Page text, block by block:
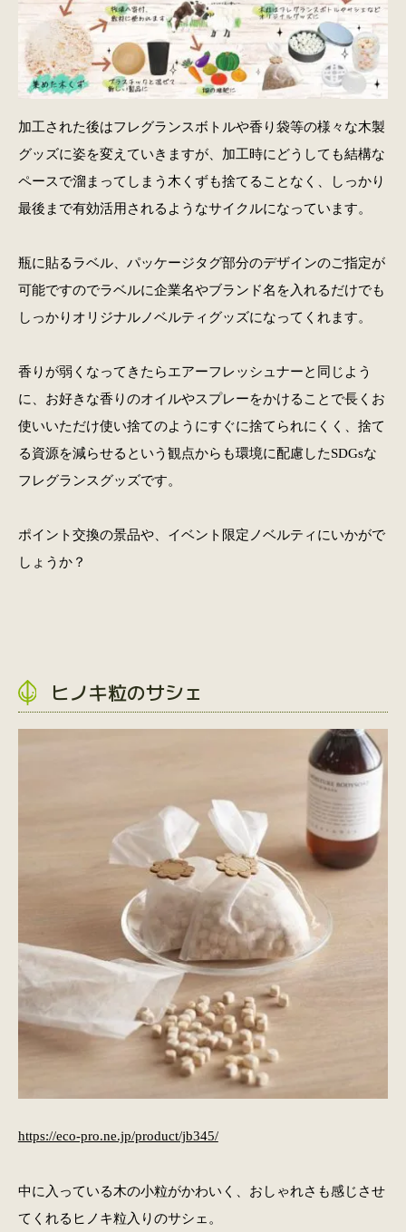
加工された後はフレグランスボトルや香り袋等の様々な木製
グッズに姿を変えていきますが、加工時にどうしても結構な
ペースで溜まってしまう木くずも捨てることなく、しっかり
最後まで有効活用されるようなサイクルになっています。
瓶に貼るラベル、パッケージタグ部分のデザインのご指定が
可能ですのでラベルに企業名やブランド名を入れるだけでも
しっかりオリジナルノベルティグッズになってくれます。
香りが弱くなってきたらエアーフレッシュナーと同じよう
に、お好きな香りのオイルやスプレーをかけることで長くお
使いいただけ使い捨てのようにすぐに捨てられにくく、捨て
る資源を減らせるという観点からも環境に配慮したSDGsな
フレグランスグッズです。
ポイント交換の景品や、イベント限定ノベルティにいかがで
しょうか？
ヒノキ粒のサシェ
https://eco-pro.ne.jp/product/jb345/
中に入っている木の小粒がかわいく、おしゃれさも感じさせ
てくれるヒノキ粒入りのサシェ。